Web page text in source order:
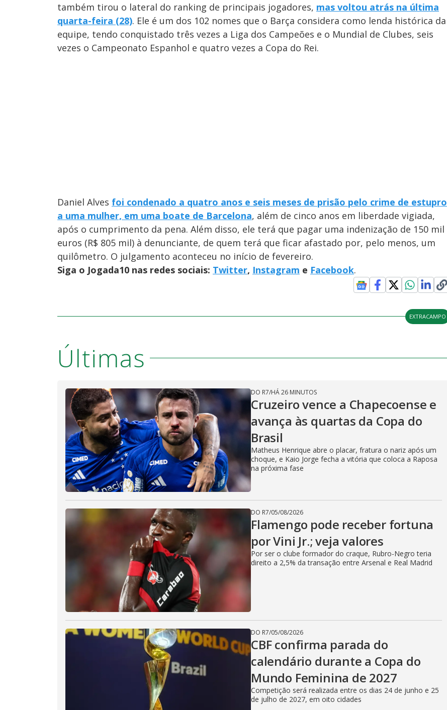
também tirou o lateral do ranking de principais jogadores, mas voltou atrás na última
quarta-feira (28). Ele é um dos 102 nomes que o Barça considera como lenda histórica da
equipe, tendo conquistado três vezes a Liga dos Campeões e o Mundial de Clubes, seis
vezes o Campeonato Espanhol e quatro vezes a Copa do Rei.
Daniel Alves foi condenado a quatro anos e seis meses de prisão pelo crime de estupro
a uma mulher, em uma boate de Barcelona, além de cinco anos em liberdade vigiada,
após o cumprimento da pena. Além disso, ele terá que pagar uma indenização de 150 mil
euros (R$ 805 mil) à denunciante, de quem terá que ficar afastado por, pelo menos, um
quilômetro. O julgamento aconteceu no início de fevereiro.
Siga o Jogada10 nas redes sociais: Twitter, Instagram e Facebook.
EXTRACAMPO
Últimas
DO R7/HÁ 26 MINUTOS
Cruzeiro vence a Chapecoense e
avança às quartas da Copa do
Brasil
Matheus Henrique abre o placar, fratura o nariz após um
choque, e Kaio Jorge fecha a vitória que coloca a Raposa
na próxima fase
DO R7/05/08/2026
Flamengo pode receber fortuna
por Vini Jr.; veja valores
Por ser o clube formador do craque, Rubro-Negro teria
direito a 2,5% da transação entre Arsenal e Real Madrid
DO R7/05/08/2026
CBF confirma parada do
calendário durante a Copa do
Mundo Feminina de 2027
Competição será realizada entre os dias 24 de junho e 25
de julho de 2027, em oito cidades